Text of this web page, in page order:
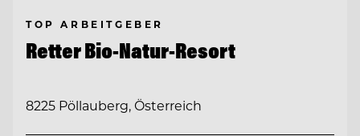
TOP ARBEITGEBER
Retter Bio-Natur-Resort
8225 Pöllauberg, Österreich